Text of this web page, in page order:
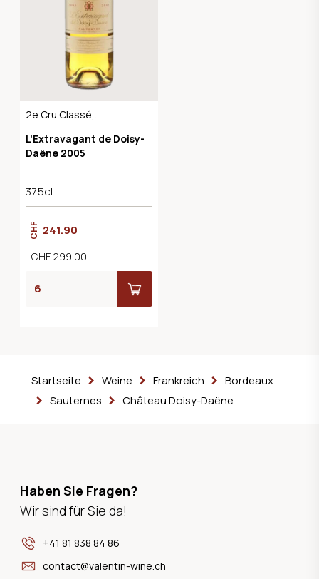
2e Cru Classé,
L'Extravagant de Doisy-
Daëne 2005
37.5cl
CHF 241.90
CHF 299.00
Startseite Weine Frankreich
Bordeaux
Sauternes
Château Doisy-Daëne
Haben Sie Fragen?
Wir sind für Sie da!
+41 81 838 84 86
contact@valentin-wine.ch